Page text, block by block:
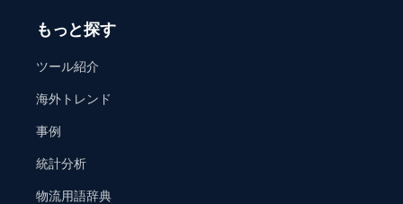
もっと探す
ツール紹介
海外トレンド
事例
統計分析
物流用語辞典